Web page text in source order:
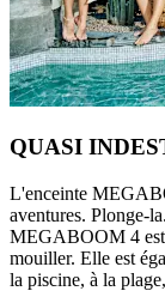
QUASI
L'enceinte
aventures. Plonge-
MEGABOOM 4 est
mouiller. Elle est
la piscine, à la